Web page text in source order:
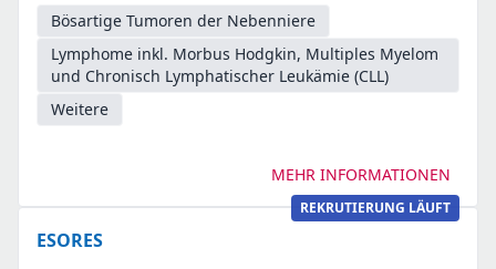
Bösartige Tumoren der Nebenniere
Lymphome inkl. Morbus Hodgkin, Multiples Myelom
und Chronisch Lymphatischer Leukämie (CLL)
Weitere
MEHR INFORMATIONEN
REKRUTIERUNG LÄUFT
ESORES